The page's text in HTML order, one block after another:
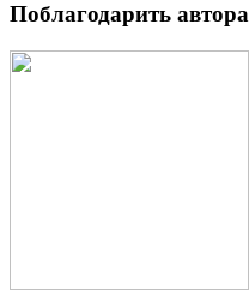
Поблагодарить автора